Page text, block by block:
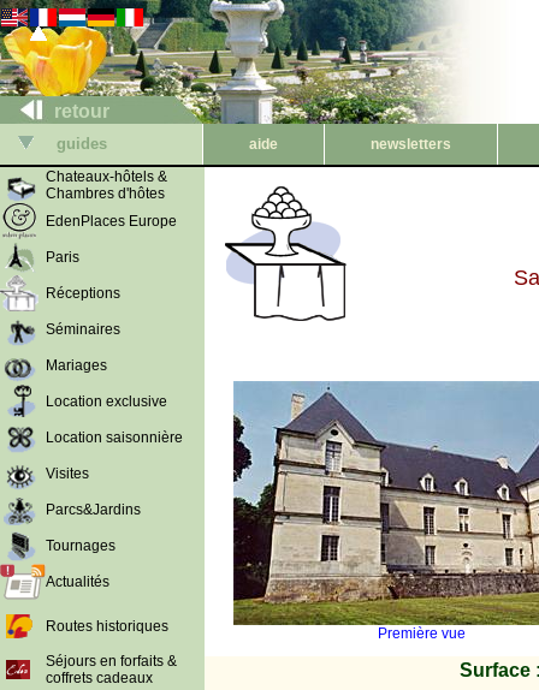
retour
guides aide
newsletters
Chateaux-hôtels &
Chambres d'hôtes
EdenPlaces Europe
Paris
Réceptions
Séminaires
Mariages
Location exclusive
Location saisonnière
Visites
Parcs&Jardins
Tournages
Actualités
Routes historiques
Séjours en forfaits &
coffrets cadeaux
Première vue
Surface